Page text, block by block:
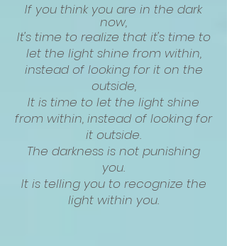
If you think you are in the dark
now,
It's time to realize that it's time to
let the light shine from within,
instead of looking for it on the
outside,
It is time to let the light shine
from within, instead of looking for
it outside.
The darkness is not punishing
you.
It is telling you to recognize the
light within you.